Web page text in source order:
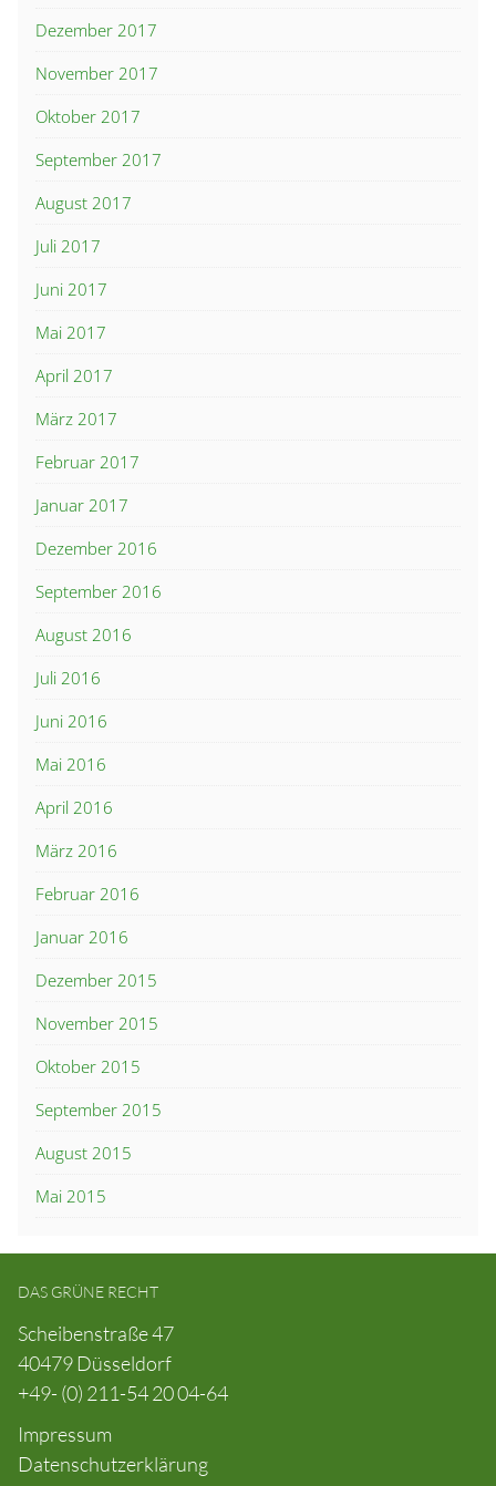
Dezember 2017
November 2017
Oktober 2017
September 2017
August 2017
Juli 2017
Juni 2017
Mai 2017
April 2017
März 2017
Februar 2017
Januar 2017
Dezember 2016
September 2016
August 2016
Juli 2016
Juni 2016
Mai 2016
April 2016
März 2016
Februar 2016
Januar 2016
Dezember 2015
November 2015
Oktober 2015
September 2015
August 2015
Mai 2015
DAS GRÜNE RECHT
Scheibenstraße 47
40479 Düsseldorf
+49- (0) 211-54 20 04-64
Impressum
Datenschutzerklärung